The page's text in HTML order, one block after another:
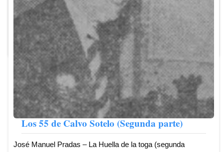
religioso y el carlismo andaluz -que nada tenía que envidiar al
navarro, ...
Leer más ...
Los 55 de Calvo Sotelo (Segunda parte)
José Manuel Pradas – La Huella de la toga (segunda